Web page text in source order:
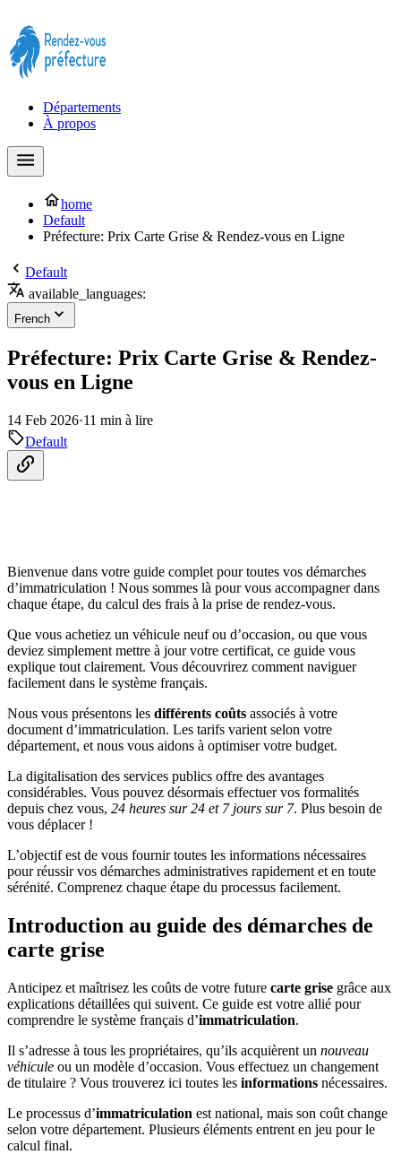
Départements
À propos
home
Default
Préfecture: Prix Carte Grise & Rendez-vous en Ligne
Default
available_languages:
French
Préfecture: Prix Carte Grise & Rendez-
vous en Ligne
14 Feb 2026·11 min à lire
Default
Bienvenue dans votre guide complet pour toutes vos démarches
d’immatriculation ! Nous sommes là pour vous accompagner dans
chaque étape, du calcul des frais à la prise de rendez-vous.
Que vous achetiez un véhicule neuf ou d’occasion, ou que vous
deviez simplement mettre à jour votre certificat, ce guide vous
explique tout clairement. Vous découvrirez comment naviguer
facilement dans le système français.
Nous vous présentons les différents coûts associés à votre
document d’immatriculation. Les tarifs varient selon votre
département, et nous vous aidons à optimiser votre budget.
La digitalisation des services publics offre des avantages
considérables. Vous pouvez désormais effectuer vos formalités
depuis chez vous, 24 heures sur 24 et 7 jours sur 7. Plus besoin de
vous déplacer !
L’objectif est de vous fournir toutes les informations nécessaires
pour réussir vos démarches administratives rapidement et en toute
sérénité. Comprenez chaque étape du processus facilement.
Introduction au guide des démarches de
carte grise
Anticipez et maîtrisez les coûts de votre future carte grise grâce aux
explications détaillées qui suivent. Ce guide est votre allié pour
comprendre le système français d’immatriculation.
Il s’adresse à tous les propriétaires, qu’ils acquièrent un nouveau
véhicule ou un modèle d’occasion. Vous effectuez un changement
de titulaire ? Vous trouverez ici toutes les informations nécessaires.
Le processus d’immatriculation est national, mais son coût change
selon votre département. Plusieurs éléments entrent en jeu pour le
calcul final.